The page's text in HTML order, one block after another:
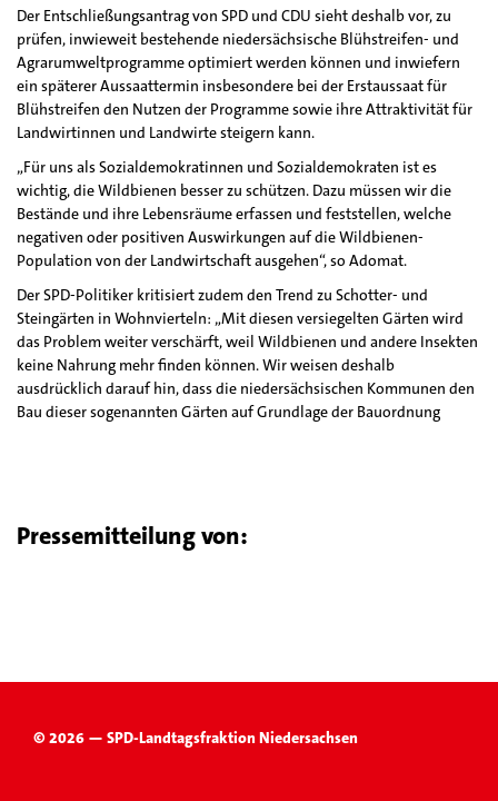
Der Entschließungsantrag von SPD und CDU sieht deshalb vor, zu
prüfen, inwieweit bestehende niedersächsische Blühstreifen- und
Agrarumweltprogramme optimiert werden können und inwiefern
ein späterer Aussaattermin insbesondere bei der Erstaussaat für
Blühstreifen den Nutzen der Programme sowie ihre Attraktivität für
Landwirtinnen und Landwirte steigern kann.
„Für uns als Sozialdemokratinnen und Sozialdemokraten ist es
wichtig, die Wildbienen besser zu schützen. Dazu müssen wir die
Bestände und ihre Lebensräume erfassen und feststellen, welche
negativen oder positiven Auswirkungen auf die Wildbienen-
Population von der Landwirtschaft ausgehen“, so Adomat.
Der SPD-Politiker kritisiert zudem den Trend zu Schotter- und
Steingärten in Wohnvierteln: „Mit diesen versiegelten Gärten wird
das Problem weiter verschärft, weil Wildbienen und andere Insekten
keine Nahrung mehr finden können. Wir weisen deshalb
ausdrücklich darauf hin, dass die niedersächsischen Kommunen den
Bau dieser sogenannten Gärten auf Grundlage der Bauordnung
Pressemitteilung von:
© 2026 — SPD-Landtagsfraktion Niedersachsen